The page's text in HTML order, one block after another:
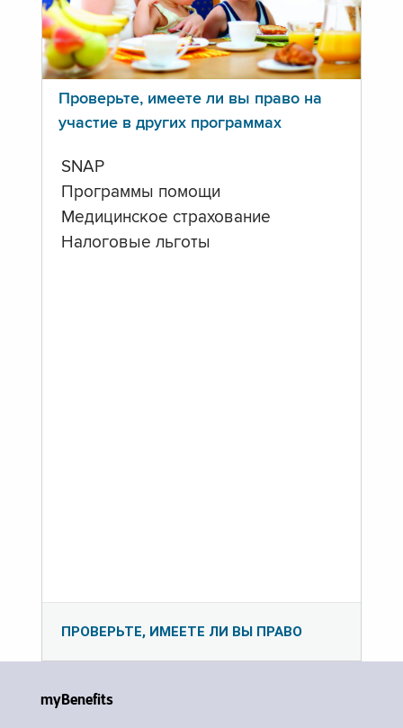
Проверьте, имеете ли вы право на
участие в других программах
SNAP
Программы помощи
Медицинское страхование
Налоговые льготы
ПРОВЕРЬТЕ, ИМЕЕТЕ ЛИ ВЫ ПРАВО
myBenefits